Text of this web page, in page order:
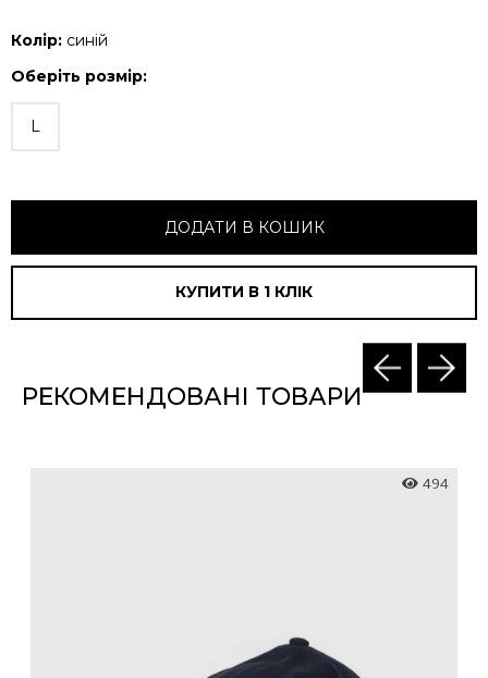
Колір: синій
Оберіть розмір:
L
ДОДАТИ В КОШИК
КУПИТИ В 1 КЛIК
РЕКОМЕНДОВАНІ ТОВАРИ
494